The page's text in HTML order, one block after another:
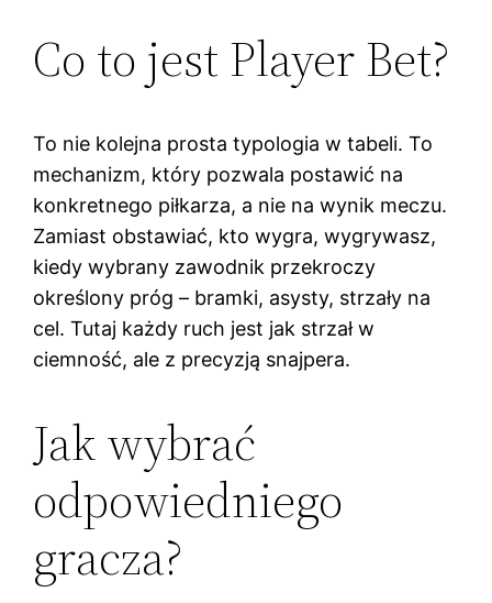
Co to jest Player Bet?
To nie kolejna prosta typologia w tabeli. To
mechanizm, który pozwala postawić na
konkretnego piłkarza, a nie na wynik meczu.
Zamiast obstawiać, kto wygra, wygrywasz,
kiedy wybrany zawodnik przekroczy
określony próg – bramki, asysty, strzały na
cel. Tutaj każdy ruch jest jak strzał w
ciemność, ale z precyzją snajpera.
Jak wybrać
odpowiedniego
gracza?